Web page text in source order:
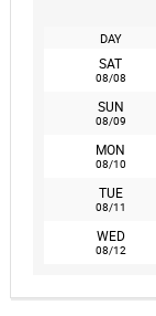
DAY
SAT
08/08
SUN
08/09
MON
08/10
TUE
08/11
WED
08/12